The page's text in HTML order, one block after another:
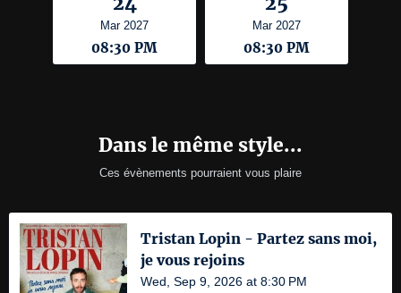
Mar 2027
08:30 PM
Mar 2027
08:30 PM
Dans le même style...
Ces évènements pourraient vous plaire
Tristan Lopin - Partez sans moi,
je vous rejoins
Wed, Sep 9, 2026 at 8:30 PM